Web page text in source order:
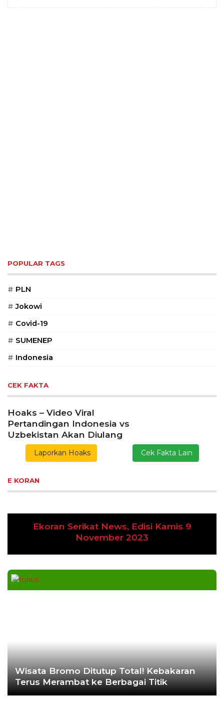
POPULAR TAGS
# PLN
# Jokowi
# Covid-19
# SUMENEP
# Indonesia
CEK FAKTA
Hoaks – Video Viral
Pertandingan Indonesia vs
Uzbekistan Akan Diulang
Laporkan Hoaks Cek Fakta Lain
E KORAN
Ekoran Serikat News, Edisi Kamis 9
November 2023
Wisata Bromo Ditutup Total! Kebakaran
Terus Merambat ke Berbagai Titik